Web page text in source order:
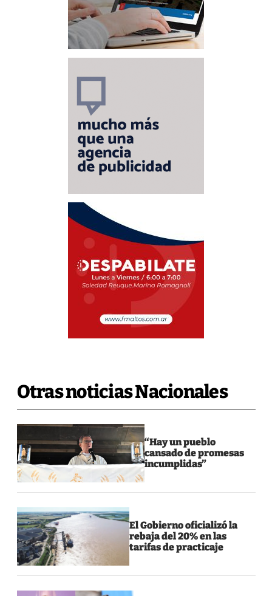
Otras noticias Nacionales
“Hay un pueblo
cansado de promesas
incumplidas”
El Gobierno oficializó la
rebaja del 20% en las
tarifas de practicaje